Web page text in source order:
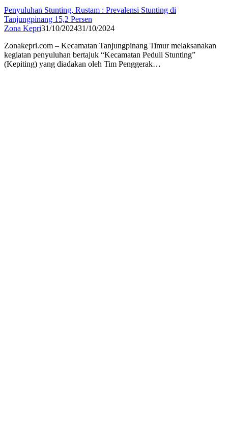
Penyuluhan Stunting, Rustam : Prevalensi Stunting di
Tanjungpinang 15,2 Persen
Zona Kepri31/10/202431/10/2024
Zonakepri.com – Kecamatan Tanjungpinang Timur melaksanakan
kegiatan penyuluhan bertajuk “Kecamatan Peduli Stunting”
(Kepiting) yang diadakan oleh Tim Penggerak…